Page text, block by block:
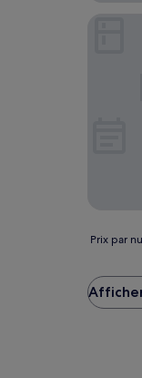
Prix
nuit
le
plus
Prix par